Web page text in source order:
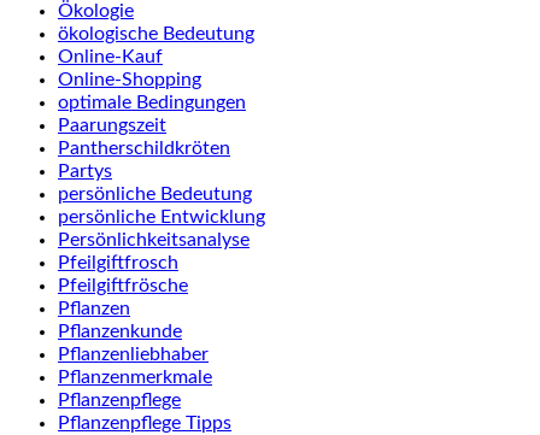
Ökologie
ökologische Bedeutung
Online-Kauf
Online-Shopping
optimale Bedingungen
Paarungszeit
Pantherschildkröten
Partys
persönliche Bedeutung
persönliche Entwicklung
Persönlichkeitsanalyse
Pfeilgiftfrosch
Pfeilgiftfrösche
Pflanzen
Pflanzenkunde
Pflanzenliebhaber
Pflanzenmerkmale
Pflanzenpflege
Pflanzenpflege Tipps